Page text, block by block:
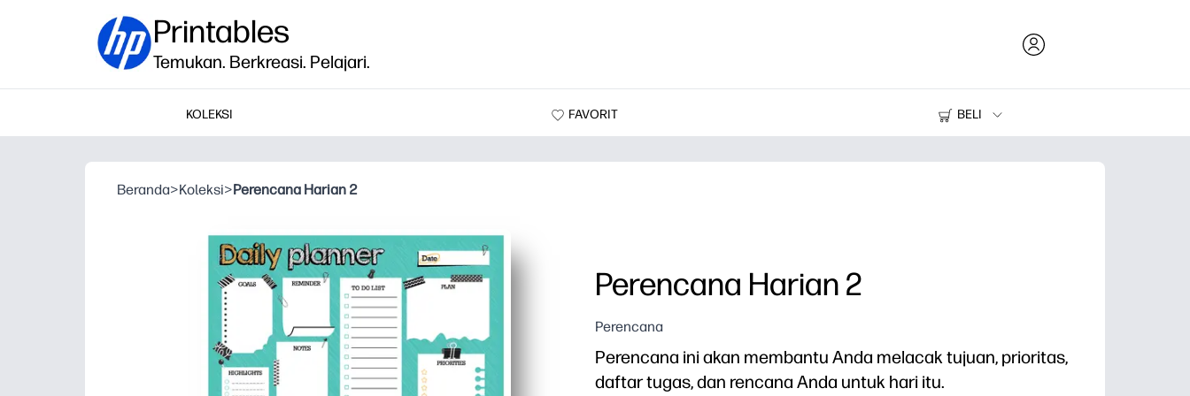
Printables
Temukan. Berkreasi. Pelajari.
KOLEKSI FAVORIT
BELI
Printer
Beranda>Koleksi>Perencana Harian 2
Perencana Harian 2
Perencana
Perencana ini akan membantu Anda melacak tujuan, prioritas,
daftar tugas, dan rencana Anda untuk hari itu.